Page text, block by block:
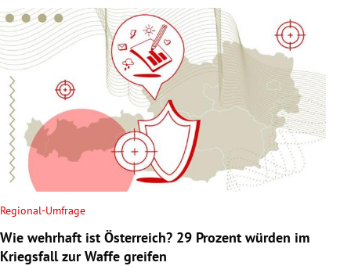
Regional-Umfrage
Wie wehrhaft ist Österreich? 29 Prozent würden im
Kriegsfall zur Waffe greifen